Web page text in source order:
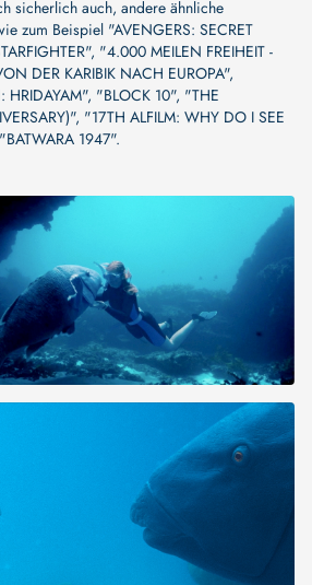
sicherlich auch, andere ähnliche
zum Beispiel "AVENGERS: SECRET
, "4.000 MEILEN FREIHEIT -
DER KARIBIK NACH EUROPA",
HRIDAYAM", "BLOCK 10", "THE
, "17TH ALFILM: WHY DO I SEE
"BATWARA 1947".